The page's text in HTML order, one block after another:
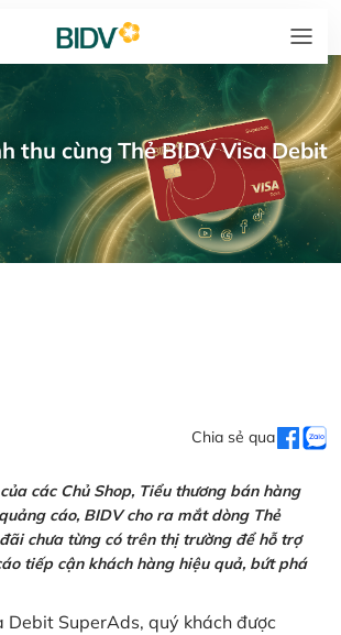
thu cùng Thẻ BIDV Visa Debit
Chia sẻ qua
các Chủ Shop, Tiểu thương bán hàng
cáo, BIDV cho ra mắt dòng Thẻ
chưa từng có trên thị trường để hỗ trợ
tiếp cận khách hàng hiệu quả, bứt phá
Debit SuperAds, quý khách được